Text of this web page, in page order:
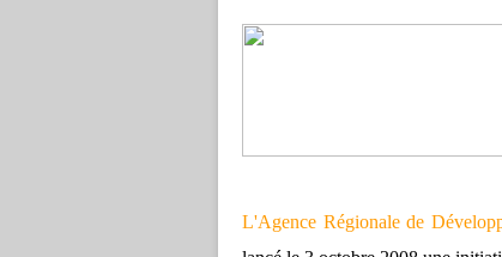
L'Agence Régionale de